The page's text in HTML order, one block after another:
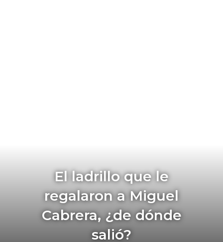
El ladrillo que le
regalaron a Miguel
Cabrera, ¿de dónde
salió?